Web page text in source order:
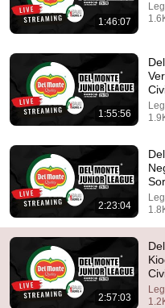
UN GIORNALISTA
JANNIK SINNER
RISPONDE COSÌ!
Racconta di più! • 60K
1:46:07
1:55:56
2:23:04
2:57:03